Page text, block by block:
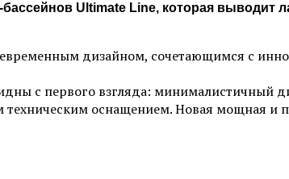
Ultimate Line, которая выводит
дизайном, сочетающимся с
с первого взгляда: минималистичный
техническим оснащением. Новая мощная и